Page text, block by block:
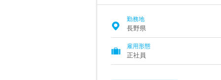
勤務地
長野県
雇用形態
正社員